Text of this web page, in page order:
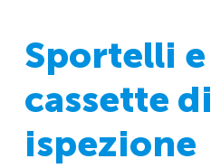
Sportelli e
cassette di
ispezione